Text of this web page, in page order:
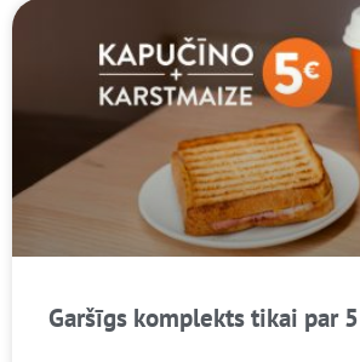
Garšīgs komplekts tikai par